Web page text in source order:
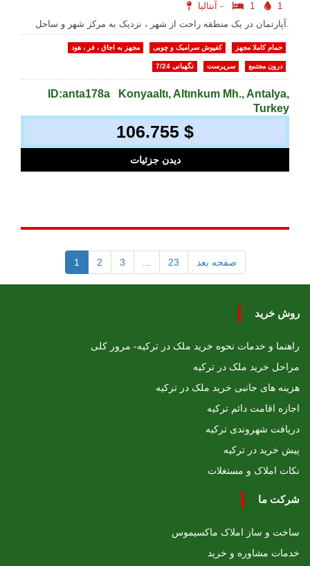
آنتالیا - 1
1
آپارتمان در یک منطقه راحت از شهر ، نزدیک به مرکز شهر و ساحل.
مجهز به اجاق ، فر ، هود کفپوش سرامیک و چوبی حمام کاملا مجهز
نگهبانی 7/24 سرپرست درون مجتمع
ID:anta178a
Konyaaltı, Altınkum Mh., Antalya,
Turkey
106.755 $
دیدن جزئیات
1 2 3 23 صفحه بعد
روش خرید
راهنما و خدمات نحوه خرید ملک در ترکیه- مرور کلی
مراحل خرید ملک در ترکیه
هزینه های جانبی خرید ملک در ترکیه
اجازه اقامت دائم ترکیه
دریافت شهروندی ترکیه
پیش خرید در ترکیه
نکات املاک و مستغلات
شرکت ما
ساخت و ساز املاک ماکسیموس
خدمات مشاوره و خرید